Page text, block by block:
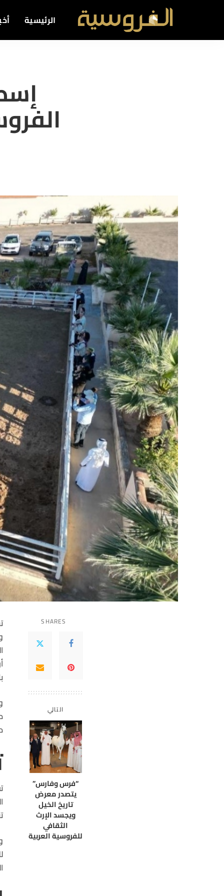
الرئيسية
SHARES
التالي
“فرس وفارس”
يتصدر معرض
تاريخ الخيل
ويجسد الإرث
الثقافي
للفروسية العربية